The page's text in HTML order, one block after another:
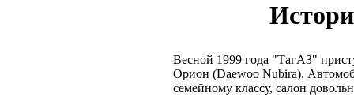
Весной 1999 года "ТагАЗ"
Орион (Daewoo Nubira).
семейному классу, салон